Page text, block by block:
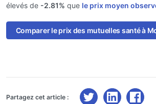
élevés de -2.81% que le prix moyen
Comparer le prix des mutuelles santé à
Partagez cet article :